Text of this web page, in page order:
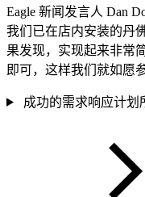
Eagle 新闻发言人 Dan
我们已在店内安装的丹
果发现，实现起来非常
即可，这样我们就如愿
成功的需求响应计划